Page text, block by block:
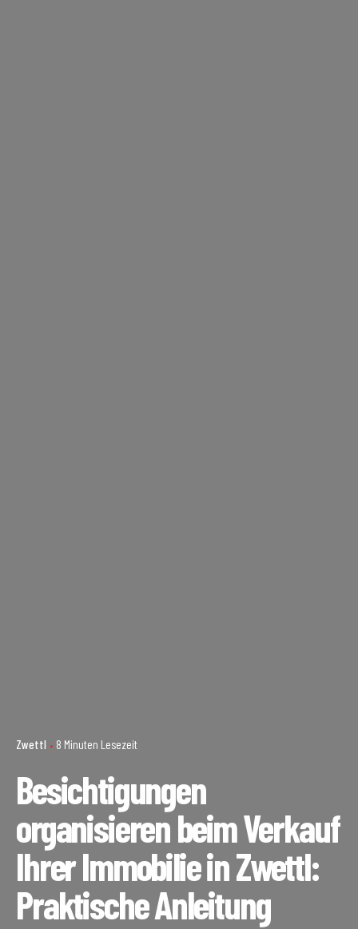
Zwettl 8 Minuten Lesezeit
Besichtigungen
organisieren beim Verkauf
Ihrer Immobilie in Zwettl:
Praktische Anleitung